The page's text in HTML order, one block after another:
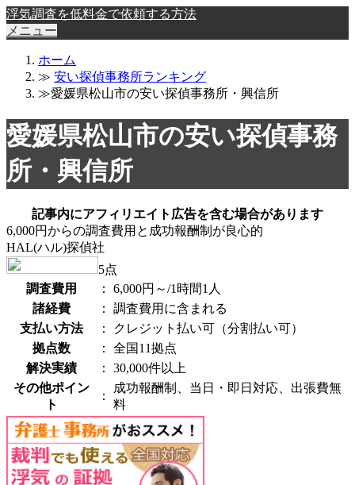
浮気調査を低料金で依頼する方法
メニュー
ホーム
≫ 安い探偵事務所ランキング
≫愛媛県松山市の安い探偵事務所・興信所
愛媛県松山市の安い探偵事務
所・興信所
記事内にアフィリエイト広告を含む場合があります
6,000円からの調査費用と成功報酬制が良心的
HAL(ハル)探偵社
5点
調査費用
：
6,000円～/1時間1人
諸経費
：
調査費用に含まれる
支払い方法
：
クレジット払い可（分割払い可）
拠点数
：
全国11拠点
解決実績
：
30,000件以上
その他ポイン
ト
：
成功報酬制、当日・即日対応、出張費無
料